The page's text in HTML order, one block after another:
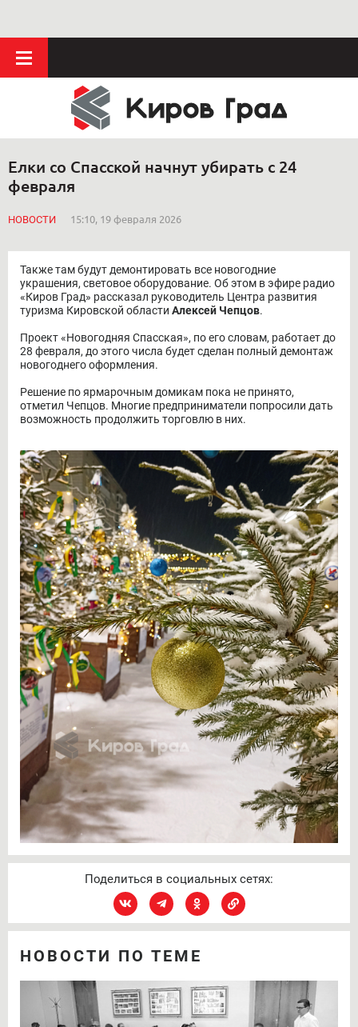
Елки со Спасской начнут убирать с 24
февраля
НОВОСТИ 15:10, 19 февраля 2026
Также там будут демонтировать все новогодние
украшения, световое оборудование. Об этом в эфире радио
«Киров Град» рассказал руководитель Центра развития
туризма Кировской области Алексей Чепцов.
Проект «Новогодняя Спасская», по его словам, работает до
28 февраля, до этого числа будет сделан полный демонтаж
новогоднего оформления.
Решение по ярмарочным домикам пока не принято,
отметил Чепцов. Многие предприниматели попросили дать
возможность продолжить торговлю в них.
Поделиться в социальных сетях:
НОВОСТИ ПО ТЕМЕ